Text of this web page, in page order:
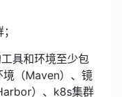
具和环境至少包
（Maven）、镜
）、k8s集群